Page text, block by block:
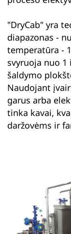
"DryCab" yra
diapazonas -
temperatūra -
svyruoja nuo 1
šaldymo
Naudojant
garus arba
tinka kavai,
daržovėms ir